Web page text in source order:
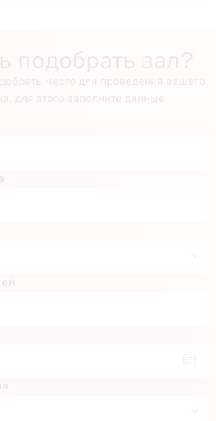
подобрать зал?
место для проведения вашего
для этого заполните данные